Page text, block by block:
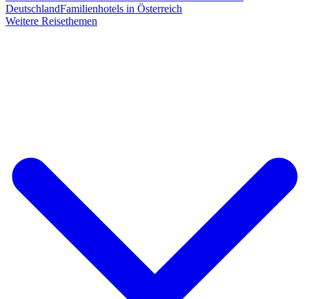
DeutschlandFamilienhotels in Österreich
Weitere Reisethemen